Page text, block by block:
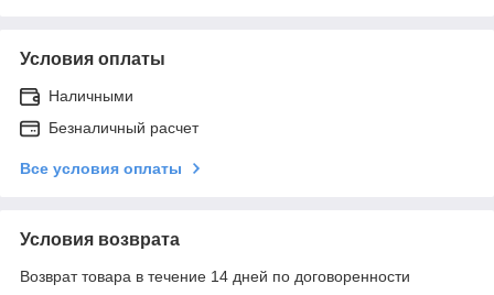
Условия оплаты
Наличными
Безналичный расчет
Все условия оплаты
Условия возврата
Возврат товара в течение 14 дней по договоренности